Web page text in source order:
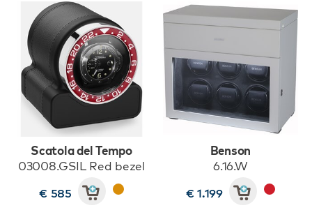
Scatola del Tempo
03008.GSIL Red bezel
€ 585
Benson
6.16.W
€ 1.199